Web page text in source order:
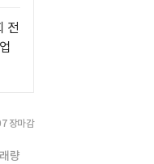
전
장마감
량